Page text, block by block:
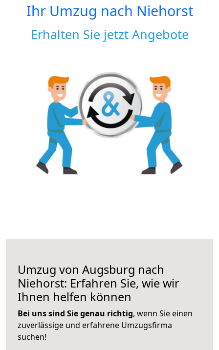
Ihr Umzug nach Niehorst
Erhalten Sie jetzt Angebote
Umzug von Augsburg nach
Niehorst: Erfahren Sie, wie wir
Ihnen helfen können
Bei uns sind Sie genau richtig, wenn Sie einen
zuverlässige und erfahrene Umzugsfirma
suchen!